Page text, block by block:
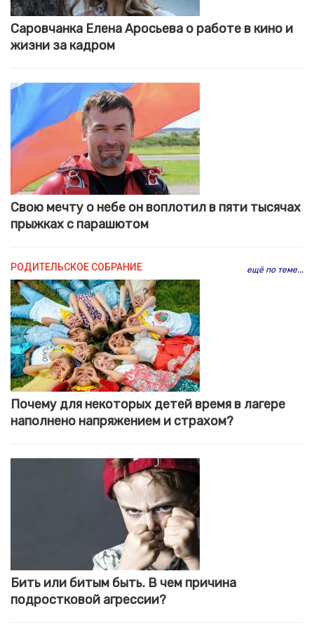
Саровчанка Елена Аросьева о работе в кино и
жизни за кадром
Свою мечту о небе он воплотил в пяти тысячах
прыжках с парашютом
ещё по теме...
РОДИТЕЛЬСКОЕ СОБРАНИЕ
Почему для некоторых детей время в лагере
наполнено напряжением и страхом?
Бить или битым быть. В чем причина
подростковой агрессии?